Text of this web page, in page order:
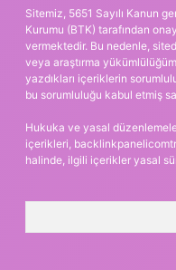
Sitemiz, 5651 Sayılı Kanun
Kurumu (BTK) tarafından
vermektedir. Bu nedenle,
veya araştırma
yazdıkları içeriklerin
bu sorumluluğu kabul etmiş
Hukuka ve yasal
içerikleri,
halinde, ilgili içerikler yasal